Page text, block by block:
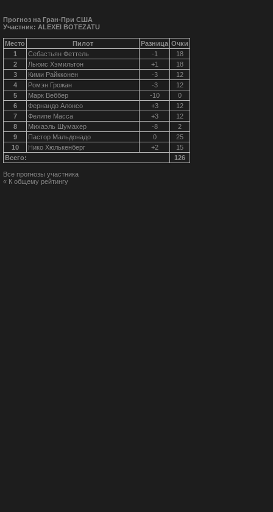
Прогноз на Гран-При США
Участник: ALEXEI BOTEZATU
Место Пилот Разница Очки
1
Себастьян Феттель -1
18
2
Льюис Хэмильтон +1
18
3
Кими Райкконен -3
12
4
Ромэн Грожан -3
12
5
Марк Веббер -10
0
6
Фернандо Алонсо +3
12
7
Фелипе Масса +3
12
8
Михаэль Шумахер -8
2
9
Пастор Мальдонадо 0
25
10
Нико Хюлькенберг +2
15
Всего:
126
Все прогнозы участника
« К общему рейтингу